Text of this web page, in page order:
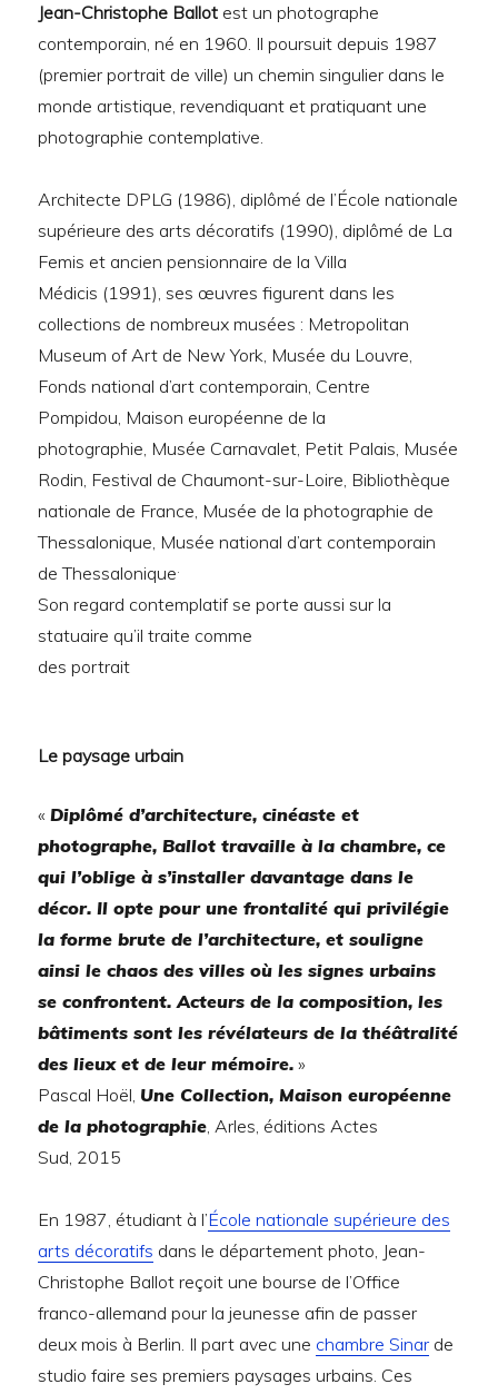
Jean-Christophe Ballot est un photographe
contemporain, né en 1960. Il poursuit depuis 1987
(premier portrait de ville) un chemin singulier dans le
monde artistique, revendiquant et pratiquant une
photographie contemplative.
Architecte DPLG (1986), diplômé de l’École nationale
supérieure des arts décoratifs (1990), diplômé de La
Femis et ancien pensionnaire de la Villa
Médicis (1991), ses œuvres figurent dans les
collections de nombreux musées : Metropolitan
Museum of Art de New York, Musée du Louvre,
Fonds national d’art contemporain, Centre
Pompidou, Maison européenne de la
photographie, Musée Carnavalet, Petit Palais, Musée
Rodin, Festival de Chaumont-sur-Loire, Bibliothèque
nationale de France, Musée de la photographie de
Thessalonique, Musée national d’art contemporain
de Thessalonique.
Son regard contemplatif se porte aussi sur la
statuaire qu’il traite comme
des portrait
Le paysage urbain
«Diplômé d’architecture, cinéaste et
photographe, Ballot travaille à la chambre, ce
qui l’oblige à s’installer davantage dans le
décor. Il opte pour une frontalité qui privilégie
la forme brute de l’architecture, et souligne
ainsi le chaos des villes où les signes urbains
se confrontent. Acteurs de la composition, les
bâtiments sont les révélateurs de la théâtralité
des lieux et de leur mémoire. »
Pascal Hoël, Une Collection, Maison européenne
de la photographie, Arles, éditions Actes
Sud, 2015
En 1987, étudiant à l’École nationale supérieure des
arts décoratifs dans le département photo, Jean-
Christophe Ballot reçoit une bourse de l’Office
franco-allemand pour la jeunesse afin de passer
deux mois à Berlin. Il part avec une chambre Sinar de
studio faire ses premiers paysages urbains. Ces